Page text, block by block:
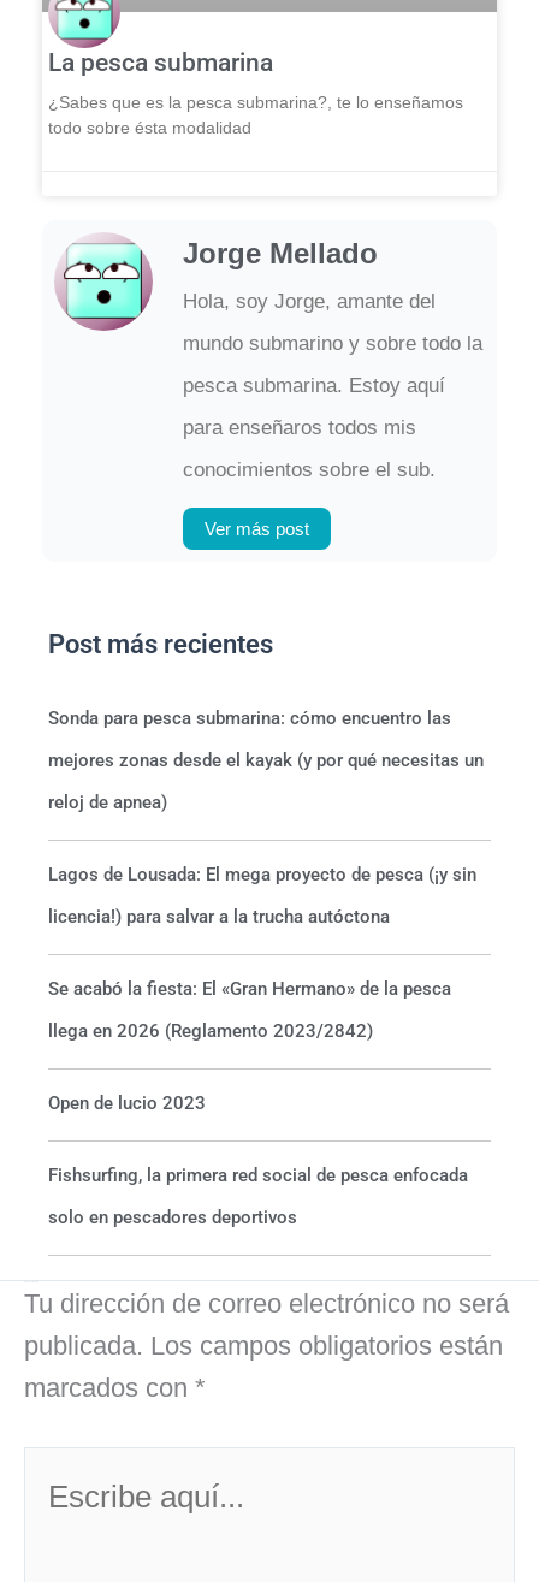
La pesca submarina
¿Sabes que es la pesca submarina?, te lo enseñamos
todo sobre ésta modalidad
Jorge Mellado
Hola, soy Jorge, amante del
mundo submarino y sobre todo la
pesca submarina. Estoy aquí
para enseñaros todos mis
conocimientos sobre el sub.
Ver más post
Post más recientes
Sonda para pesca submarina: cómo encuentro las
mejores zonas desde el kayak (y por qué necesitas un
reloj de apnea)
Lagos de Lousada: El mega proyecto de pesca (¡y sin
licencia!) para salvar a la trucha autóctona
Se acabó la fiesta: El «Gran Hermano» de la pesca
llega en 2026 (Reglamento 2023/2842)
Open de lucio 2023
Fishsurfing, la primera red social de pesca enfocada
solo en pescadores deportivos
Tu dirección de correo electrónico no será
publicada. Los campos obligatorios están
marcados con *
aquí...